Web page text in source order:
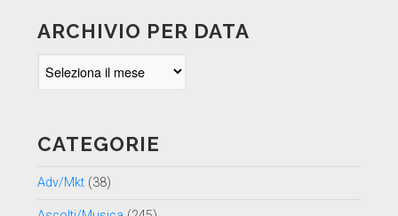
ARCHIVIO PER DATA
CATEGORIE
Adv/Mkt(38)